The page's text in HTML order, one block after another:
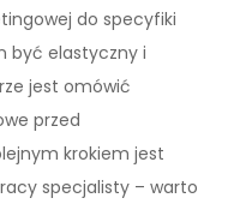
do specyfiki
być elastyczny i
jest omówić
przed
krokiem jest
specjalisty – warto